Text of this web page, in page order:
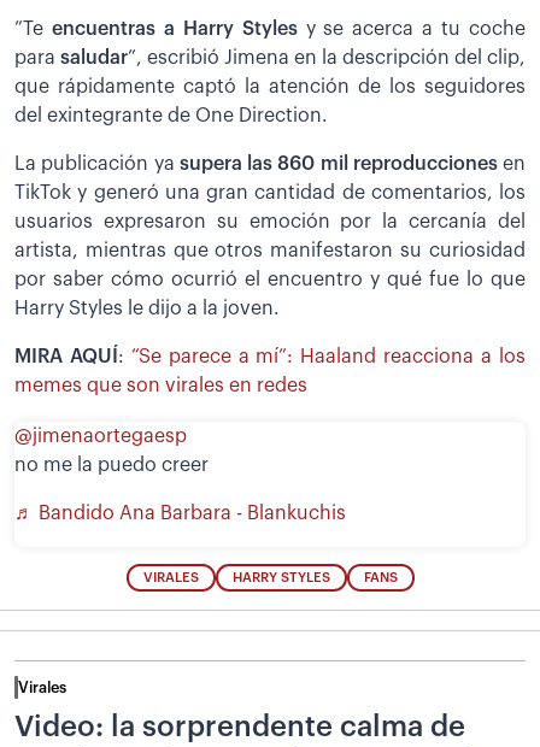
”Te encuentras a Harry Styles y se acerca a tu coche
para saludar”, escribió Jimena en la descripción del clip,
que rápidamente captó la atención de los seguidores
del exintegrante de One Direction.
La publicación ya supera las 860 mil reproduccionesen
TikTok y generó una gran cantidad de comentarios, los
usuarios expresaron su emoción por la cercanía del
artista, mientras que otros manifestaron su curiosidad
por saber cómo ocurrió el encuentro y qué fue lo que
Harry Styles le dijo a la joven.
MIRA AQUÍ : “Se parece a mí”: Haaland reacciona a los
memes que son virales en redes
@jimenaortegaesp
no me la puedo creer
♬ Bandido Ana Barbara - Blankuchis
VIRALES HARRY STYLES FANS
Virales
Video: la sorprendente calma de